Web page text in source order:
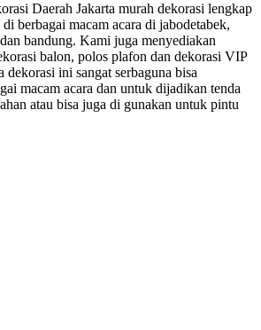
Daerah Jakarta murah dekorasi lengkap
berbagai macam acara di jabodetabek,
bandung. Kami juga menyediakan
balon, polos plafon dan dekorasi VIP
dekorasi ini sangat serbaguna bisa
macam acara dan untuk dijadikan tenda
atau bisa juga di gunakan untuk pintu